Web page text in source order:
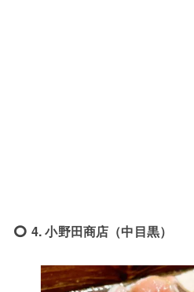
4. 小野田商店（中目黒）